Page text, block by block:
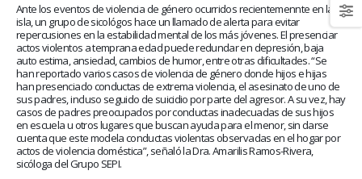
Ante los eventos de violencia de género ocurridos recientemennte en la
isla, un grupo de sicológos hace un llamado de alerta para evitar
repercusiones en la estabilidad mental de los más jóvenes. El presenciar
actos violentos a temprana edad puede redundar en depresión, baja
auto estima, ansiedad, cambios de humor, entre otras dificultades. “Se
han reportado varios casos de violencia de género donde hijos e hijas
han presenciado conductas de extrema violencia, el asesinato de uno de
sus padres, incluso seguido de suicidio por parte del agresor. A su vez, hay
casos de padres preocupados por conductas inadecuadas de sus hijos
en escuela u otros lugares que buscan ayuda para el menor, sin darse
cuenta que este modela conductas violentas observadas en el hogar por
actos de violencia doméstica”, señaló la Dra. Amarilis Ramos-Rivera,
sicóloga del Grupo SEPI.